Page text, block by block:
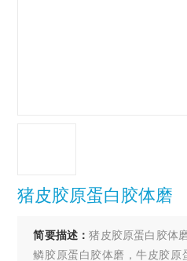
猪皮胶原蛋白胶体磨
简要描述：猪皮胶原蛋白胶体
鳞胶原蛋白胶体磨，牛皮胶原